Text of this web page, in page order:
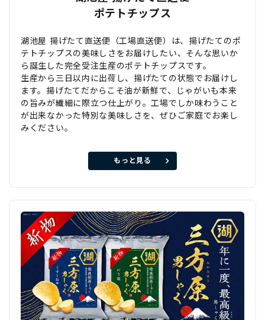
ポテトチップス
湖池屋 揚げたて直送便（工場直送便）は、揚げたてのポ
テトチップスの美味しさをお届けしたい、そんな思いか
ら誕生した完全受注生産のポテトチップスです。
生産から三日以内に出荷し、揚げたての状態でお届けし
ます。揚げたてだからこそ油が新鮮で、じゃがいも本来
の旨みが繊細に際立つ仕上がり。工場でしか味わうこと
が出来なかった特別な美味しさを、ぜひご家庭でお楽し
みください。
もっと見る